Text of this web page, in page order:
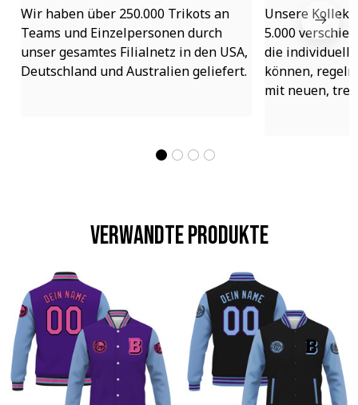
Wir haben über 250.000 Trikots an
Teams und Einzelpersonen durch
unser gesamtes Filialnetz in den USA,
Deutschland und Australien geliefert.
Unsere
5.000
die individuell
können,
mit neuen,
Verwandte Produkte